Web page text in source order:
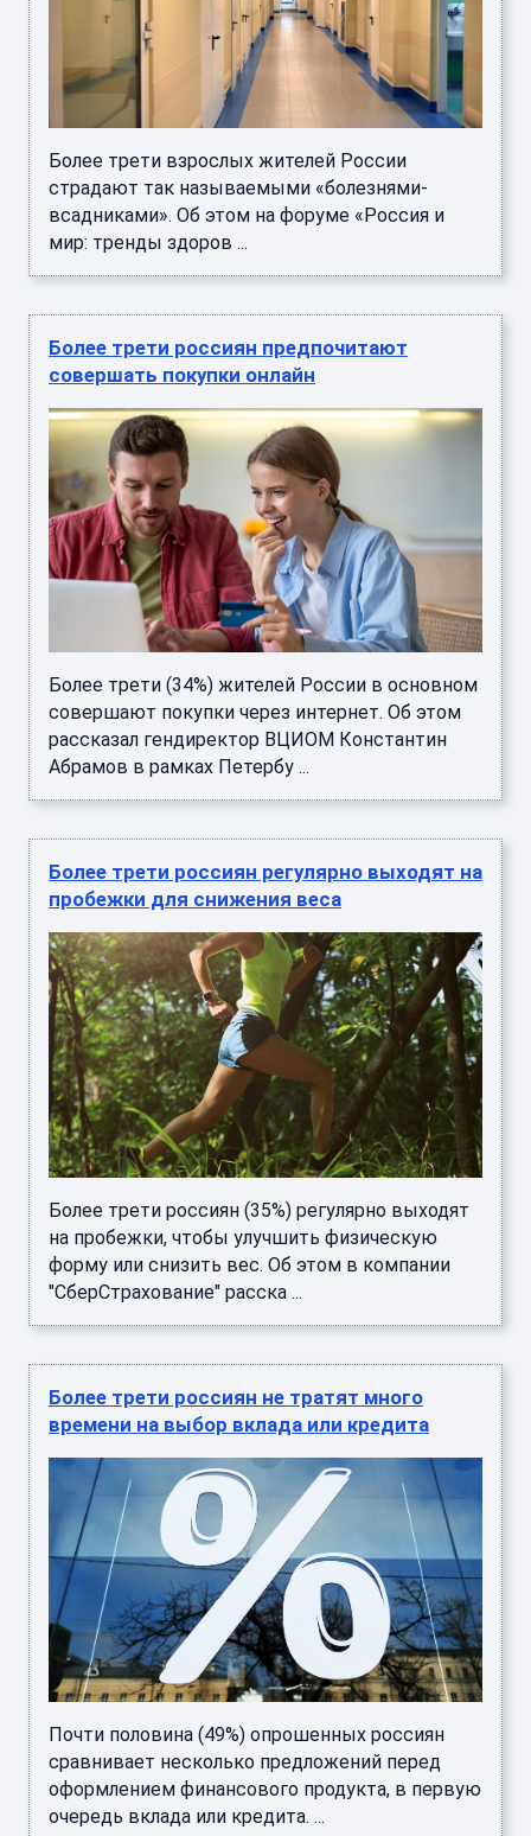
Более трети взрослых жителей России
страдают так называемыми «болезнями-
всадниками». Об этом на форуме «Россия и
мир: тренды здоров ...
Более трети россиян предпочитают
совершать покупки онлайн
Более трети (34%) жителей России в основном
совершают покупки через интернет. Об этом
рассказал гендиректор ВЦИОМ Константин
Абрамов в рамках Петербу ...
Более трети россиян регулярно выходят на
пробежки для снижения веса
Более трети россиян (35%) регулярно выходят
на пробежки, чтобы улучшить физическую
форму или снизить вес. Об этом в компании
"СберСтрахование" расска ...
Более трети россиян не тратят много
времени на выбор вклада или кредита
Почти половина (49%) опрошенных россиян
сравнивает несколько предложений перед
оформлением финансового продукта, в первую
очередь вклада или кредита. ...